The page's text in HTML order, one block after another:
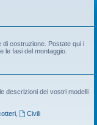
di costruzione. Postate qui i
le fasi del montaggio.
descrizioni dei vostri modelli
,
Civili